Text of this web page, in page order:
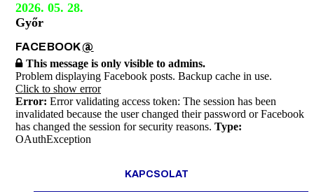
2026. 05. 28.
Győr
FACEBOOK@
This message is only visible to admins.
Problem displaying Facebook posts. Backup cache in use.
Click to show error
Error: Error validating access token: The session has been
invalidated because the user changed their password or Facebook
has changed the session for security reasons. Type:
OAuthException
KAPCSOLAT